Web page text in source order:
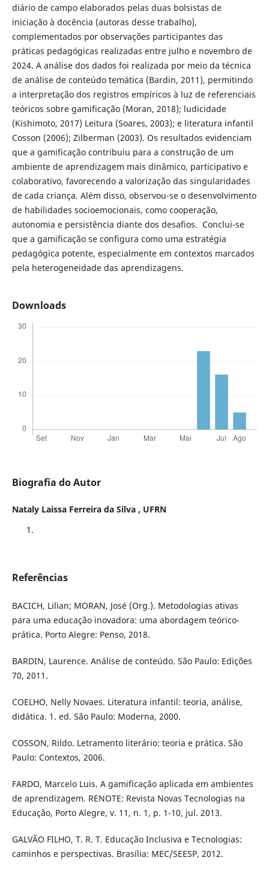
diário de campo elaborados pelas duas bolsistas de
iniciação à docência (autoras desse trabalho),
complementados por observações participantes das
práticas pedagógicas realizadas entre julho e novembro de
2024. A análise dos dados foi realizada por meio da técnica
de análise de conteúdo temática (Bardin, 2011), permitindo
a interpretação dos registros empíricos à luz de referenciais
teóricos sobre gamificação (Moran, 2018); ludicidade
(Kishimoto, 2017) Leitura (Soares, 2003); e literatura infantil
Cosson (2006); Zilberman (2003). Os resultados evidenciam
que a gamificação contribuiu para a construção de um
ambiente de aprendizagem mais dinâmico, participativo e
colaborativo, favorecendo a valorização das singularidades
de cada criança. Além disso, observou-se o desenvolvimento
de habilidades socioemocionais, como cooperação,
autonomia e persistência diante dos desafios. Conclui-se
que a gamificação se configura como uma estratégia
pedagógica potente, especialmente em contextos marcados
pela heterogeneidade das aprendizagens.
Downloads
Biografia do Autor
Nataly Laissa Ferreira da Silva , UFRN
Referências
BACICH, Lilian; MORAN, José (Org.). Metodologias ativas
para uma educação inovadora: uma abordagem teórico-
prática. Porto Alegre: Penso, 2018.
BARDIN, Laurence. Análise de conteúdo. São Paulo: Edições
70, 2011.
COELHO, Nelly Novaes. Literatura infantil: teoria, análise,
didática. 1. ed. São Paulo: Moderna, 2000.
COSSON, Rildo. Letramento literário: teoria e prática. São
Paulo: Contextos, 2006.
FARDO, Marcelo Luis. A gamificação aplicada em ambientes
de aprendizagem. RENOTE: Revista Novas Tecnologias na
Educação, Porto Alegre, v. 11, n. 1, p. 1-10, jul. 2013.
GALVÃO FILHO, T. R. T. Educação Inclusiva e Tecnologias:
caminhos e perspectivas. Brasília: MEC/SEESP, 2012.